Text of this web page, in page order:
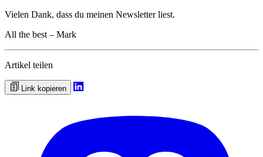
Vielen Dank, dass du meinen Newsletter liest.
All the best – Mark
Artikel teilen
Link kopieren